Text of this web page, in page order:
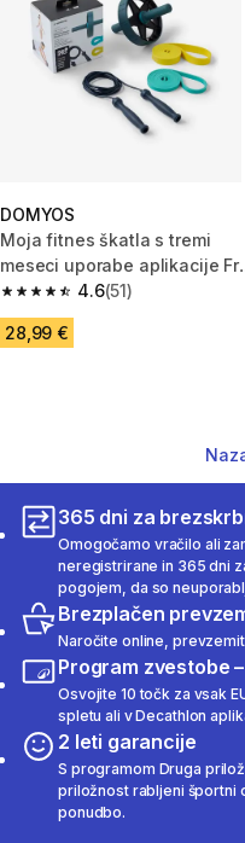
DOMYOS
Moja fitnes škatla s tremi
meseci uporabe aplikacije
Freeletics4.6
4.6 od 5 zvezdic from 51
(51)
28,99 €
365 dni za
Omogočamo vračilo ali
neregistrirane in 365 dni
pogojem, da so
Brezplačen
Naročite online,
Program zvestobe
Osvojite 10 točk za vsak
spletu ali v Decathlon
2 leti garancije
S programom Druga
priložnost rabljeni športni
ponudbo.